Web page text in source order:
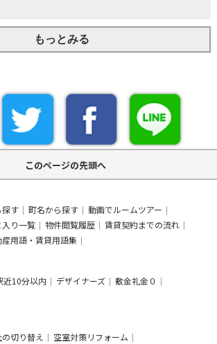
もっとみる
このページの先頭へ
探す 町名から探す
動画でルームツアー
入り一覧 物件閲覧履歴
賃貸契約までの流れ
産用語・賃貸用語集
近10分以内 デザイナーズ
敷金礼金０
切り替え
空室対策リフォーム